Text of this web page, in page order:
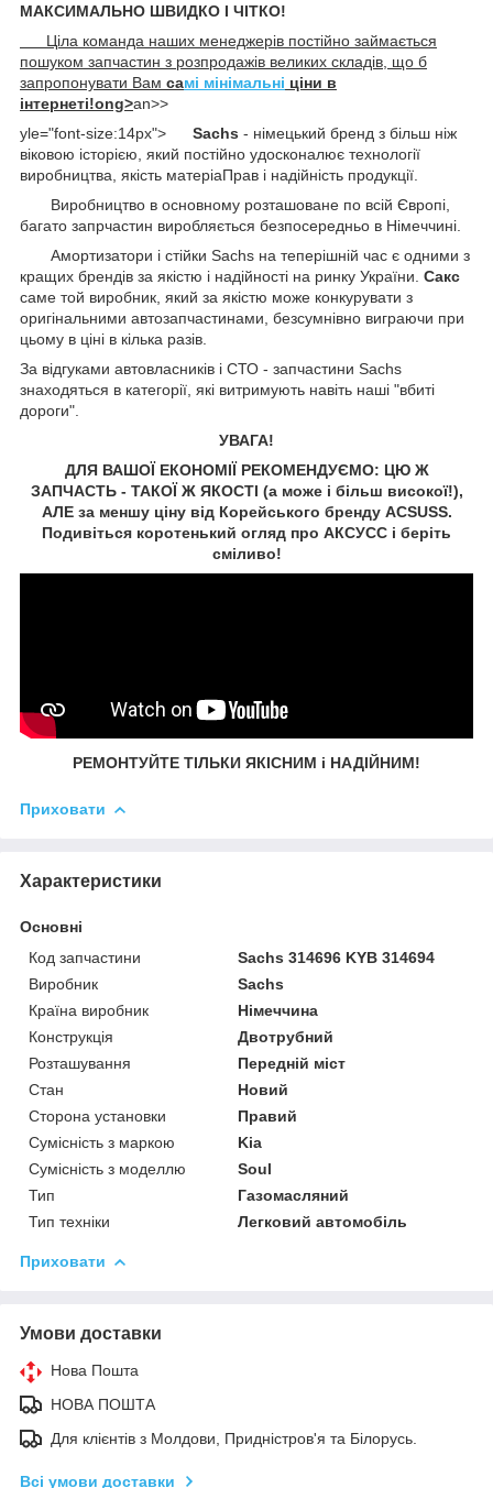
МАКСИМАЛЬНО ШВИДКО І ЧІТКО!
Ціла команда наших менеджерів постійно займається
пошуком запчастин з розпродажів великих складів, що б
запропонувати Вам самі мінімальні ціни в
інтернеті!ong>an>>
yle="font-size:14px"> Sachs - німецький бренд з більш ніж
віковою історією, який постійно удосконалює технології
виробництва, якість матеріаПрав і надійність продукції.
Виробництво в основному розташоване по всій Європі,
багато запрчастин виробляється безпосередньо в Німеччині.
Амортизатори і стійки Sachs на теперішній час є одними з
кращих брендів за якістю і надійності на ринку України. Сакс
саме той виробник, який за якістю може конкурувати з
оригінальними автозапчастинами, безсумнівно виграючи при
цьому в ціні в кілька разів.
За відгуками автовласників і СТО - запчастини Sachs
знаходяться в категорії, які витримують навіть наші "вбиті
дороги".
УВАГА!
ДЛЯ ВАШОЇ ЕКОНОМІЇ РЕКОМЕНДУЄМО: ЦЮ Ж
ЗАПЧАСТЬ - ТАКОЇ Ж ЯКОСТІ (а може і більш високої!),
АЛЕ за меншу ціну від Корейського бренду ACSUSS.
Подивіться коротенький огляд про АКСУСС і беріть
сміливо!
РЕМОНТУЙТЕ ТІЛЬКИ ЯКІСНИМ і НАДІЙНИМ!
Приховати
Характеристики
Основні
Код запчастини
Sachs 314696 KYB 314694
Виробник
Sachs
Країна виробник
Німеччина
Конструкція
Двотрубний
Розташування
Передній міст
Стан
Новий
Сторона установки
Правий
Сумісність з маркою
Kia
Сумісність з моделлю
Soul
Тип
Газомасляний
Тип техніки
Легковий автомобіль
Приховати
Умови доставки
Нова Пошта
НОВА ПОШТА
Для клієнтів з Молдови, Придністров'я та Білорусь.
Всі умови доставки